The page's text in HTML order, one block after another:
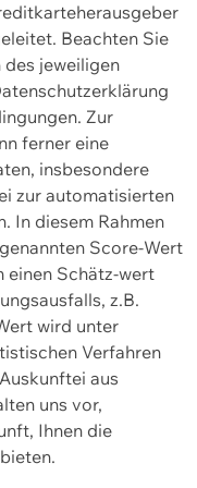
Beachten Sie
jeweiligen
Zur
ferner eine
insbesondere
zur automatisierten
In diesem Rahmen
Score-Wert
einen Schätz-wert
z.B.
wird unter
Verfahren
aus
uns vor,
Ihnen die